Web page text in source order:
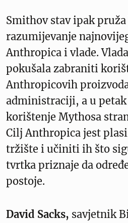
Smithov stav ipak
razumijevanje
Anthropica i vlade.
pokušala zabraniti
Anthropicovih
administraciji, a u
korištenje Mythosa
Cilj Anthropica jest
tržište i učiniti ih što
tvrtka priznaje da
postoje.
David Sacks, savjetnik